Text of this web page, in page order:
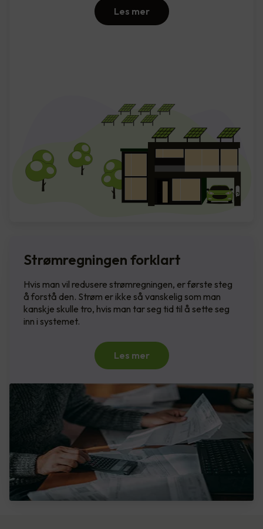
Les mer
Strømregningen forklart
Hvis man vil redusere strømregningen, er første steg
å forstå den. Strøm er ikke så vanskelig som man
kanskje skulle tro, hvis man tar seg tid til å sette seg
inn i systemet.
Les mer